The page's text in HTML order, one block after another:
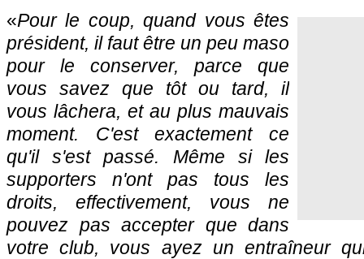
«Pour le coup, quand vous êtes
président, il faut être un peu maso
pour le conserver, parce que
vous savez que tôt ou tard, il
vous lâchera, et au plus mauvais
moment. C'est exactement ce
qu'il s'est passé. Même si les
supporters n'ont pas tous les
droits, effectivement, vous ne
pouvez pas accepter que dans
votre club, vous ayez un entraîneur